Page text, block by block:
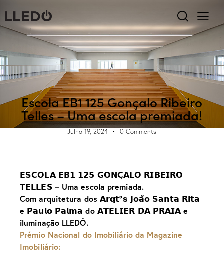
DESTAQUES MEDIA NOTÍCIAS PROJETO
Escola EB1 125 Gonçalo Ribeiro
Telles – Uma escola premiada!
Julho 19, 2024 0 Comments
𝗘𝗦𝗖𝗢𝗟𝗔 𝗘𝗕𝟭 𝟭𝟮𝟱 𝗚𝗢𝗡𝗖̧𝗔𝗟𝗢 𝗥𝗜𝗕𝗘𝗜𝗥𝗢
𝗧𝗘𝗟𝗟𝗘𝗦 – Uma escola premiada.
Com arquitetura dos 𝗔𝗿𝗾𝘁º𝘀 𝗝𝗼𝗮̃𝗼 𝗦𝗮𝗻𝘁𝗮 𝗥𝗶𝘁𝗮
e 𝗣𝗮𝘂𝗹𝗼 𝗣𝗮𝗹𝗺𝗮 do 𝗔𝗧𝗘𝗟𝗜𝗘𝗥 𝗗𝗔 𝗣𝗥𝗔𝗜𝗔 e
iluminação LLEDÓ.
Prémio Nacional do Imobiliário da Magazine
Imobiliário: